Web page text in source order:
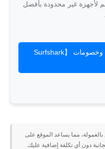
لأجهزة غير محدودة بأفضل
انقر هنا لعرض أحدث كوبونات وخصومات 【Surfshark
مما يساعد الموقع على
دون أي تكلفة إضافية عليك.